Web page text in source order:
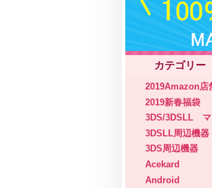
カテゴリー
2019Amazon店
2019新春福袋
3DS/3DSLL マ
3DSLL周辺機器
3DS周辺機器
Acekard
Android